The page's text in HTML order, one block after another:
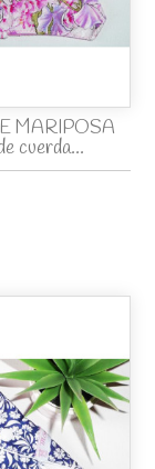
MARIPOSA
cuerda...